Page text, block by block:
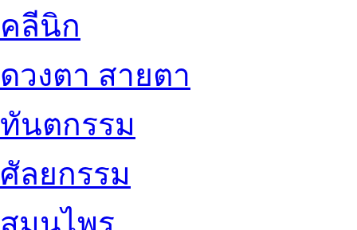
คลีนิก
ดวงตา สายตา
ทันตกรรม
ศัลยกรรม